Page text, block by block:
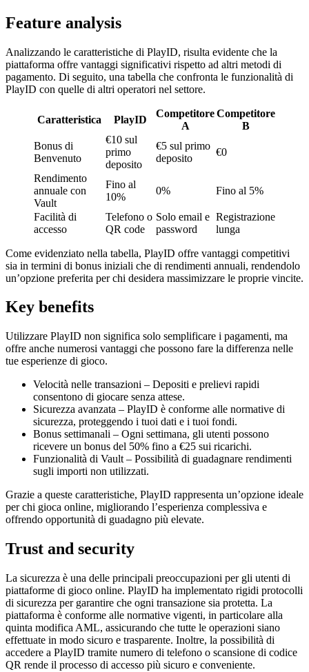
Feature analysis
Analizzando le caratteristiche di PlayID, risulta evidente che la
piattaforma offre vantaggi significativi rispetto ad altri metodi di
pagamento. Di seguito, una tabella che confronta le funzionalità di
PlayID con quelle di altri operatori nel settore.
Caratteristica PlayID
Competitore
A
Competitore
B
Bonus di
Benvenuto
€10 sul
primo
deposito
€5 sul primo
deposito
€0
Rendimento
annuale con
Vault
Fino al
10%
0% Fino al 5%
Facilità di
accesso
Telefono o
QR code
Solo email e
password
Registrazione
lunga
Come evidenziato nella tabella, PlayID offre vantaggi competitivi
sia in termini di bonus iniziali che di rendimenti annuali, rendendolo
un’opzione preferita per chi desidera massimizzare le proprie vincite.
Key benefits
Utilizzare PlayID non significa solo semplificare i pagamenti, ma
offre anche numerosi vantaggi che possono fare la differenza nelle
tue esperienze di gioco.
Velocità nelle transazioni – Depositi e prelievi rapidi
consentono di giocare senza attese.
Sicurezza avanzata – PlayID è conforme alle normative di
sicurezza, proteggendo i tuoi dati e i tuoi fondi.
Bonus settimanali – Ogni settimana, gli utenti possono
ricevere un bonus del 50% fino a €25 sui ricarichi.
Funzionalità di Vault – Possibilità di guadagnare rendimenti
sugli importi non utilizzati.
Grazie a queste caratteristiche, PlayID rappresenta un’opzione ideale
per chi gioca online, migliorando l’esperienza complessiva e
offrendo opportunità di guadagno più elevate.
Trust and security
La sicurezza è una delle principali preoccupazioni per gli utenti di
piattaforme di gioco online. PlayID ha implementato rigidi protocolli
di sicurezza per garantire che ogni transazione sia protetta. La
piattaforma è conforme alle normative vigenti, in particolare alla
quinta modifica AML, assicurando che tutte le operazioni siano
effettuate in modo sicuro e trasparente. Inoltre, la possibilità di
accedere a PlayID tramite numero di telefono o scansione di codice
QR rende il processo di accesso più sicuro e conveniente.